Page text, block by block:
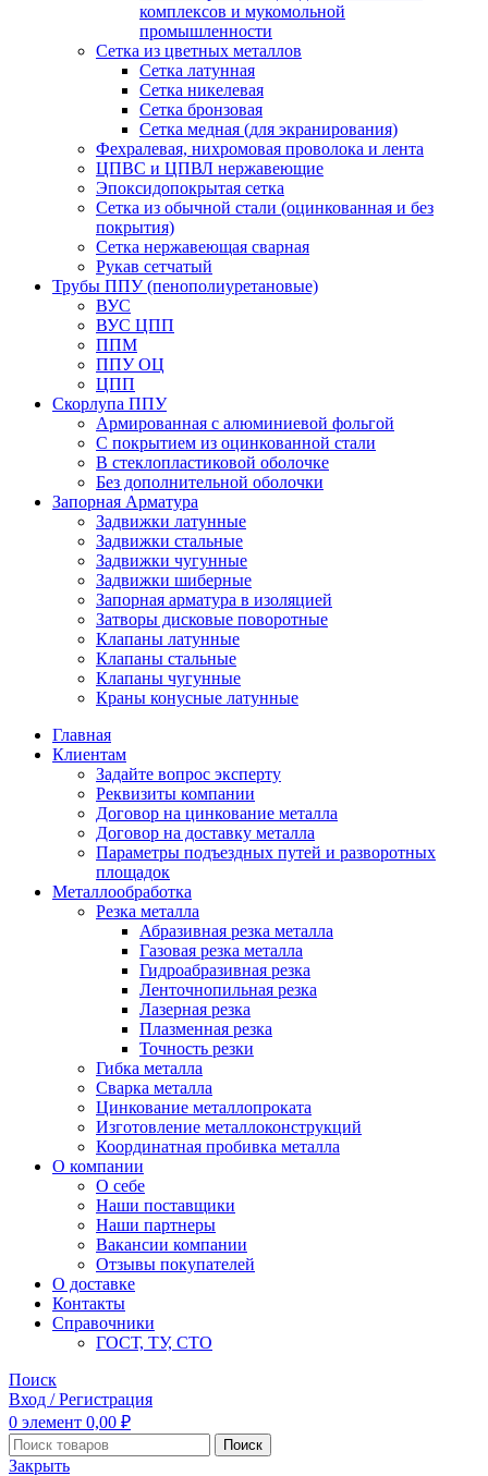
комплексов и мукомольной
промышленности
Сетка из цветных металлов
Сетка латунная
Сетка никелевая
Сетка бронзовая
Сетка медная (для экранирования)
Фехралевая, нихромовая проволока и лента
ЦПВС и ЦПВЛ нержавеющие
Эпоксидопокрытая сетка
Сетка из обычной стали (оцинкованная и без
покрытия)
Сетка нержавеющая сварная
Рукав сетчатый
Трубы ППУ (пенополиуретановые)
ВУС
ВУС ЦПП
ППМ
ППУ ОЦ
ЦПП
Скорлупа ППУ
Армированная с алюминиевой фольгой
C покрытием из оцинкованной стали
В стеклопластиковой оболочке
Без дополнительной оболочки
Запорная Арматура
Задвижки латунные
Задвижки стальные
Задвижки чугунные
Задвижки шиберные
Запорная арматура в изоляцией
Затворы дисковые поворотные
Клапаны латунные
Клапаны стальные
Клапаны чугунные
Краны конусные латунные
Главная
Клиентам
Задайте вопрос эксперту
Реквизиты компании
Договор на цинкование металла
Договор на доставку металла
Параметры подъездных путей и разворотных
площадок
Металлообработка
Резка металла
Абразивная резка металла
Газовая резка металла
Гидроaбразивная резка
Ленточнопильная резка
Лазерная резка
Плазменная резка
Точность резки
Гибка металла
Сварка металла
Цинкование металлопроката
Изготовление металлоконструкций
Координатная пробивка металла
О компании
О себе
Наши поставщики
Наши партнеры
Вакансии компании
Отзывы покупателей
О доставке
Контакты
Справочники
ГОСТ, ТУ, СТО
Поиск
Вход / Регистрация
0 элемент 0,00 ₽
Поиск
Закрыть